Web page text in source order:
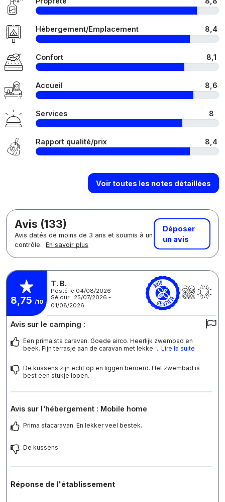
Hébergement/Emplacement 8,4
Confort 8,1
Accueil 8,6
Services 8
Rapport qualité/prix 8,4
Voir toutes les notes détaillées
Avis (133)
Avis datés de moins de 3 ans et soumis à un
contrôle. En savoir plus
Déposer
un avis
8,75 /10
T. B.
Posté le 04/08/2026
Séjour : 25/07/2026 -
01/08/2026
Avis sur le camping :
Een prima sta caravan. Goede airco. Heerlijk zwembad en
beek. Fijn terrasje aan de caravan met lekke ... Lire la suite
De kussens zijn echt op en liggen beroerd. Het zwembad is
best een stukje lopen.
Avis sur l'hébergement : Mobile home
Prima stacaravan. En lekker veel bestek.
De kussens
Réponse de l'établissement